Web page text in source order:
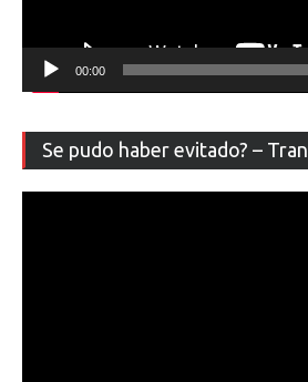
00:00
Se pudo haber evitado? –